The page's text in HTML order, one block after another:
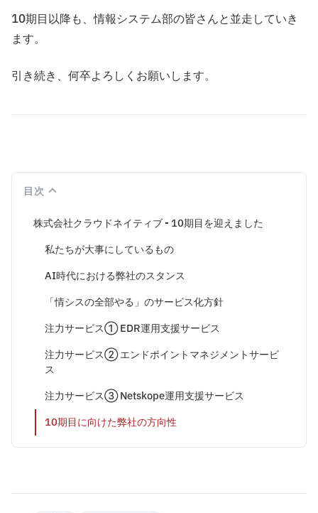
10期目以降も、情報システム部の皆さんと並走していき
ます。
引き続き、何卒よろしくお願いします。
目次
株式会社クラウドネイティブ - 10期目を迎えました
私たちが大事にしているもの
AI時代における弊社のスタンス
「情シスの全部やる」のサービス化方針
注力サービス① EDR運用支援サービス
注力サービス② エンドポイントマネジメントサービ
ス
注力サービス③ Netskope運用支援サービス
10期目に向けた弊社の方向性